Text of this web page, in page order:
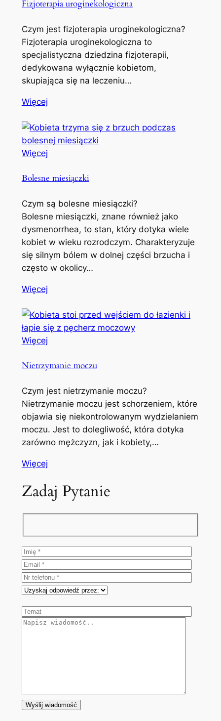
Fizjoterapia uroginekologiczna
Czym jest fizjoterapia uroginekologiczna?
Fizjoterapia uroginekologiczna to
specjalistyczna dziedzina fizjoterapii,
dedykowana wyłącznie kobietom,
skupiająca się na leczeniu…
Więcej
Więcej
Bolesne miesiączki
Czym są bolesne miesiączki?
Bolesne miesiączki, znane również jako
dysmenorrhea, to stan, który dotyka wiele
kobiet w wieku rozrodczym. Charakteryzuje
się silnym bólem w dolnej części brzucha i
często w okolicy…
Więcej
Więcej
Nietrzymanie moczu
Czym jest nietrzymanie moczu?
Nietrzymanie moczu jest schorzeniem, które
objawia się niekontrolowanym wydzielaniem
moczu. Jest to dolegliwość, która dotyka
zarówno mężczyzn, jak i kobiety,…
Więcej
Zadaj Pytanie